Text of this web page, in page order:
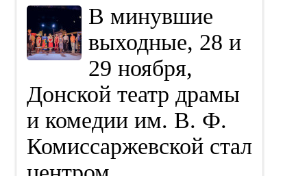
В минувшие
выходные, 28 и
29 ноября,
Донской театр драмы
и комедии им. В. Ф.
Комиссаржевской стал